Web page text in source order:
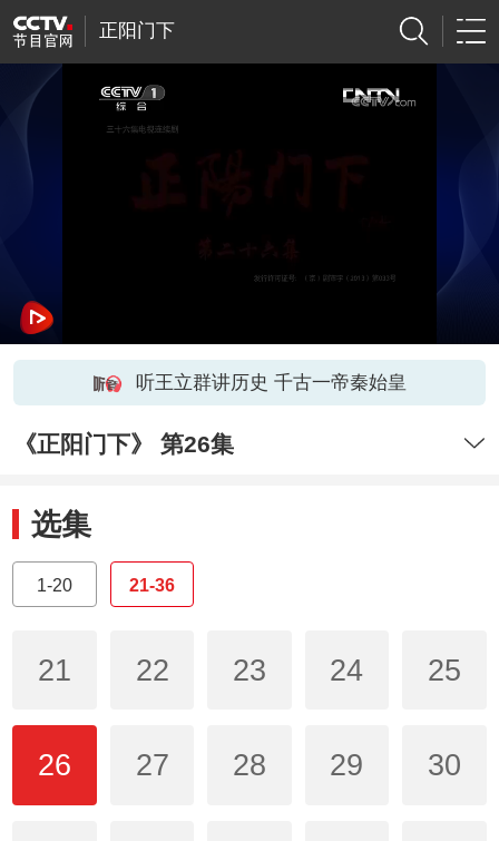
正阳门下
听王立群讲历史 千古一帝秦始皇
《正阳门下》 第26集
选集
1-20 21-36
21 22 23 24 25
26 27 28 29 30